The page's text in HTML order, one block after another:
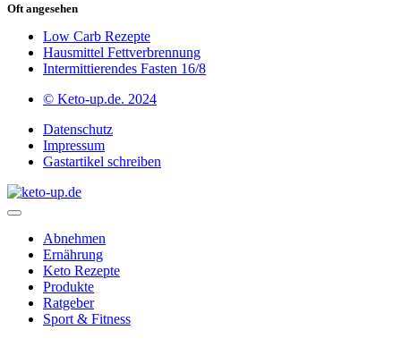
Oft angesehen
Low Carb Rezepte
Hausmittel Fettverbrennung
Intermittierendes Fasten 16/8
© Keto-up.de. 2024
Datenschutz
Impressum
Gastartikel schreiben
Abnehmen
Ernährung
Keto Rezepte
Produkte
Ratgeber
Sport & Fitness